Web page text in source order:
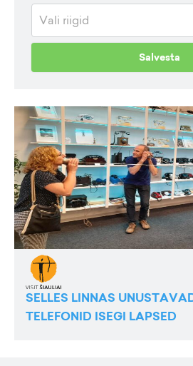
Vali riigid
Salvesta
SELLES LINNAS
TELEFONID ISEGI LAPSED